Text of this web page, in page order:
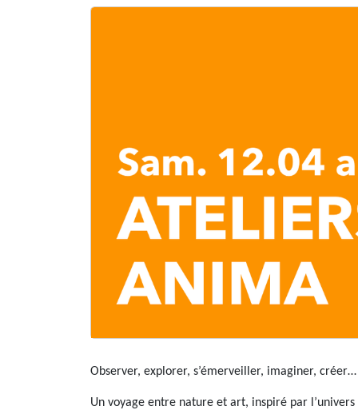
Observer, explorer, s’émerveiller, imaginer, créer…
Un voyage entre nature et art, inspiré par l’univers